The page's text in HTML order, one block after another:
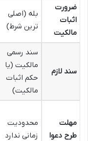
ضرورت
اثبات
مالکیت
بله (اصلی
ترین شرط)
سند لازم
سند رسمی
مالکیت (یا
حکم اثبات
مالکیت)
مهلت
طرح دعوا
محدودیت
زمانی ندارد